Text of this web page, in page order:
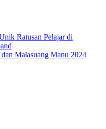
Ratusan Pelajar di
Malasuang Manu 2024